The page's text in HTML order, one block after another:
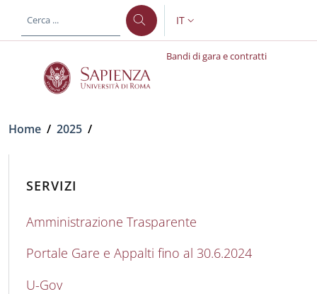
al contenuto principale
SELETTORE LINGUA:
IT
Bandi di gara e contratti
Briciole di pane
Home / 2025 /
SERVIZI
Amministrazione Trasparente
Portale Gare e Appalti fino al 30.6.2024
U-Gov